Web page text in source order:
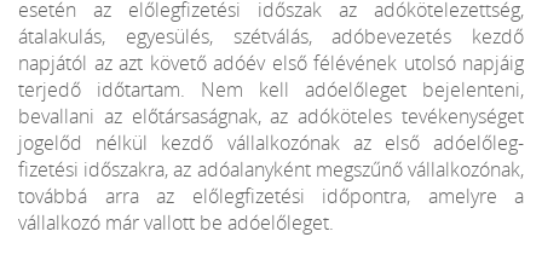
esetén az előlegfizetési időszak az adókötelezettség,
átalakulás, egyesülés, szétválás, adóbevezetés kezdő
napjától az azt követő adóév első félévének utolsó napjáig
terjedő időtartam. Nem kell adóelőleget bejelenteni,
bevallani az előtársaságnak, az adóköteles tevékenységet
jogelőd nélkül kezdő vállalkozónak az első adóelőleg-
fizetési időszakra, az adóalanyként megszűnő vállalkozónak,
továbbá arra az előlegfizetési időpontra, amelyre a
vállalkozó már vallott be adóelőleget.